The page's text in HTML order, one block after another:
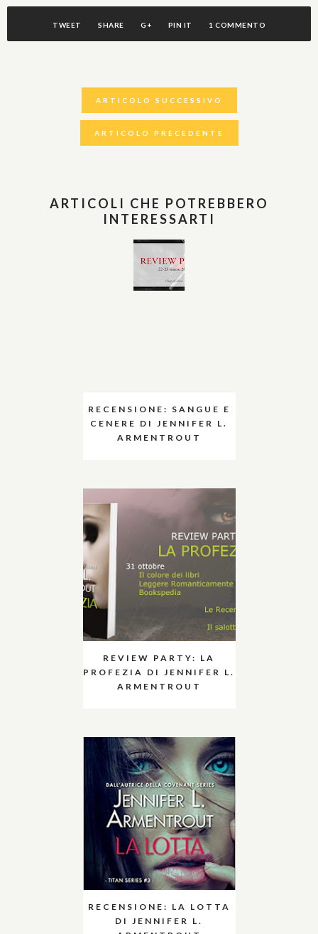
TWEET SHARE G+ PIN IT 1 COMMENTO
ARTICOLO SUCCESSIVO
ARTICOLO PRECEDENTE
ARTICOLI CHE POTREBBERO
INTERESSARTI
RECENSIONE: SANGUE E
CENERE DI JENNIFER L.
ARMENTROUT
REVIEW PARTY: LA
PROFEZIA DI JENNIFER L.
ARMENTROUT
RECENSIONE: LA LOTTA
DI JENNIFER L.